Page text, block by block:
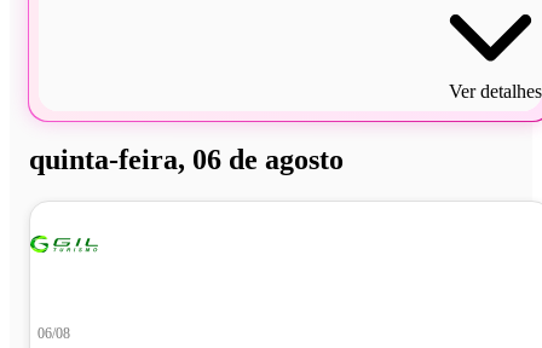
Ver detalhes
quinta-feira, 06 de agosto
06/08